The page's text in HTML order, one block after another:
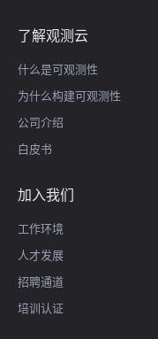
了解观测云
什么是可观测性
为什么构建可观测性
公司介绍
白皮书
加入我们
工作环境
人才发展
招聘通道
培训认证